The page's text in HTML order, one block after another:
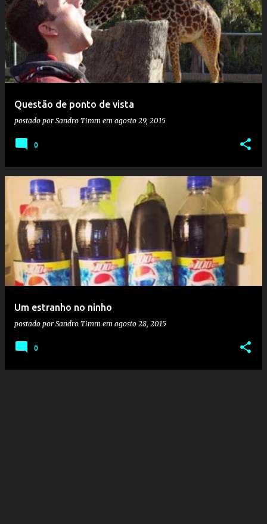
Questão de ponto de vista
postado por Sandro Timm em agosto 29, 2015
0
Um estranho no ninho
postado por Sandro Timm em agosto 28, 2015
0